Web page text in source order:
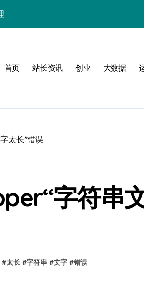
构
首页 站长资讯 创业 大数据
太长”错误
字符串
#太长 #字符串 #文字 #错误